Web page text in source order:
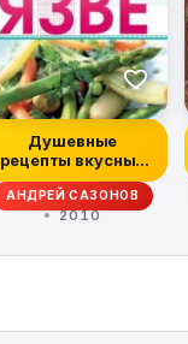
Душевные
рецепты вкусных
блюд при язве
АНДРЕЙ САЗОНОВ
2010